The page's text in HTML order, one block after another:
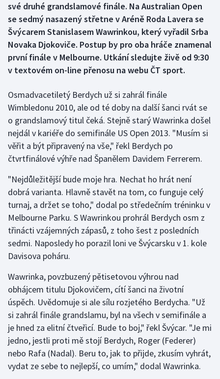
Box
Curling
Dostihy
Golf
Gymnastika
Jezdectví
Judo
Krasobruslení
Lyže a snowboard
Moderní pětiboj
Motorsport
Olympijské hry
své druhé grandslamové finále. Na Australian Open
se sedmý nasazený střetne v Aréně Roda Lavera se
Švýcarem Stanislasem Wawrinkou, který vyřadil Srba
Novaka Djokoviče. Postup by pro oba hráče znamenal
první finále v Melbourne. Utkání sledujte živě od 9:30
v textovém on-line přenosu na webu ČT sport.
Osmadvacetiletý Berdych už si zahrál finále
Wimbledonu 2010, ale od té doby na další šanci rvát se
o grandslamový titul čeká. Stejně starý Wawrinka došel
nejdál v kariéře do semifinále US Open 2013. "Musím si
věřit a být připravený na vše," řekl Berdych po
čtvrtfinálové výhře nad Španělem Davidem Ferrerem.
"Nejdůležitější bude moje hra. Nechat ho hrát není
dobrá varianta. Hlavně stavět na tom, co funguje celý
turnaj, a držet se toho," dodal po středečním tréninku v
Melbourne Parku. S Wawrinkou prohrál Berdych osm z
třinácti vzájemných zápasů, z toho šest z posledních
sedmi. Naposledy ho porazil loni ve Švýcarsku v 1. kole
Davisova poháru.
Wawrinka, povzbuzený pětisetovou výhrou nad
obhájcem titulu Djokovičem, cítí šanci na životní
úspěch. Uvědomuje si ale sílu rozjetého Berdycha. "Už
si zahrál finále grandslamu, byl na všech v semifinále a
je hned za elitní čtveřicí. Bude to boj," řekl Švýcar. "Je mi
jedno, jestli proti mě stojí Berdych, Roger (Federer)
nebo Rafa (Nadal). Beru to, jak to přijde, zkusím vyhrát,
vydat ze sebe to nejlepší, co umím," dodal Wawrinka.